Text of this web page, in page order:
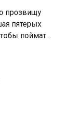
прозвищу
пятерых
поймать
два
сын,
ничего